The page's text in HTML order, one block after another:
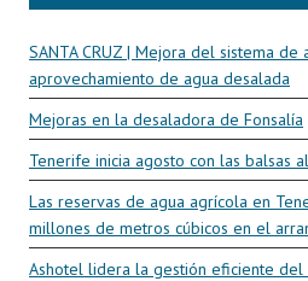
SANTA CRUZ | Mejora del sistema
aprovechamiento de agua desalada
Mejoras en la desaladora de Fonsalía
Tenerife inicia agosto con las balsas
Las reservas de agua agrícola en
millones de metros cúbicos en el
Ashotel lidera la gestión eficiente del